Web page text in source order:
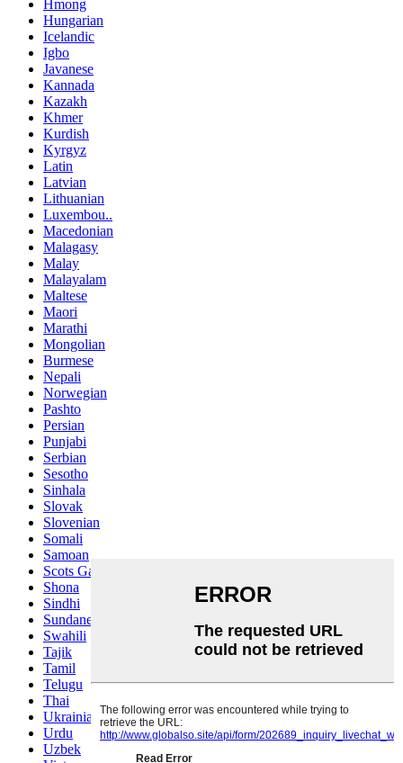
Hmong
Hungarian
Icelandic
Igbo
Javanese
Kannada
Kazakh
Khmer
Kurdish
Kyrgyz
Latin
Latvian
Lithuanian
Luxembou..
Macedonian
Malagasy
Malay
Malayalam
Maltese
Maori
Marathi
Mongolian
Burmese
Nepali
Norwegian
Pashto
Persian
Punjabi
Serbian
Sesotho
Sinhala
Slovak
Slovenian
Somali
Samoan
Scots Gaelic
Shona
Sindhi
Sundanese
Swahili
Tajik
Tamil
Telugu
Thai
Ukrainian
Urdu
Uzbek